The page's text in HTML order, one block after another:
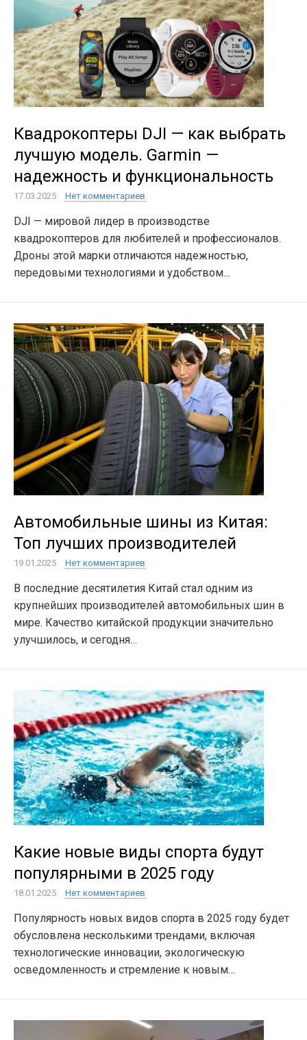
Квадрокоптеры DJI — как выбрать
лучшую модель. Garmin —
надежность и функциональность
17.03.2025 Нет комментариев
DJI — мировой лидер в производстве
квадрокоптеров для любителей и профессионалов.
Дроны этой марки отличаются надежностью,
передовыми технологиями и удобством…
Автомобильные шины из Китая:
Топ лучших производителей
19.01.2025 Нет комментариев
В последние десятилетия Китай стал одним из
крупнейших производителей автомобильных шин в
мире. Качество китайской продукции значительно
улучшилось, и сегодня…
Какие новые виды спорта будут
популярными в 2025 году
18.01.2025 Нет комментариев
Популярность новых видов спорта в 2025 году будет
обусловлена несколькими трендами, включая
технологические инновации, экологическую
осведомленность и стремление к новым…